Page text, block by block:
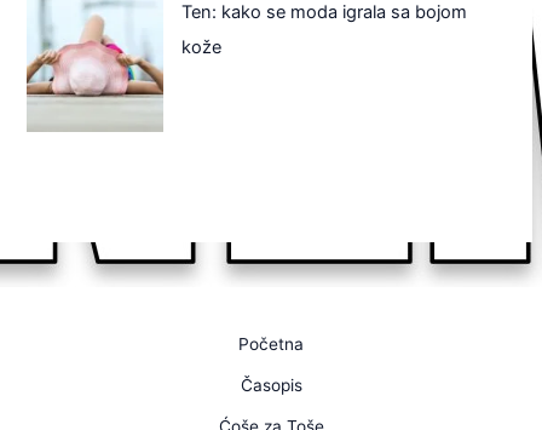
Ten: kako se moda igrala sa bojom
kože
Početna
Časopis
Ćoše za Toše